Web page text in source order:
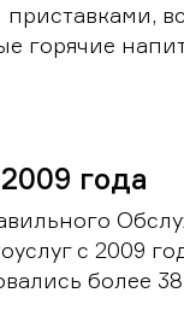
горячие
года
с 2009
более